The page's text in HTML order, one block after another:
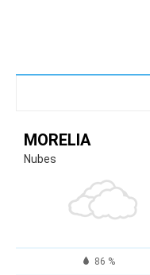
MORELIA
Nubes
86 %